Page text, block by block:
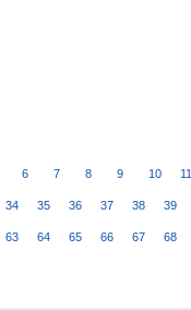
6 7 8 9 10 11
34 35 36 37 38 39
63 64 65 66 67 68